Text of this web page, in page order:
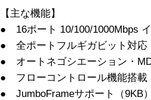
【主な機能】
● 16ポート 10/100/1000Mbps
● 全ポートフルギガビット対応
● オートネゴシエーション・
● フローコントロール機能搭載
● JumboFrameサポート（9KB